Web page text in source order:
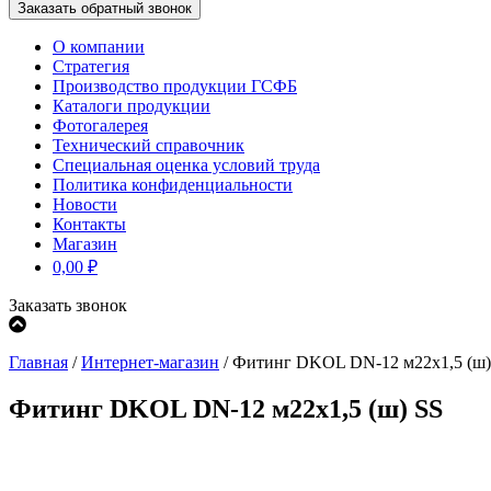
О компании
Стратегия
Производство продукции ГСФБ
Каталоги продукции
Фотогалерея
Технический справочник
Специальная оценка условий труда
Политика конфиденциальности
Новости
Контакты
Магазин
0,00 ₽
Заказать звонок
Главная /Интернет-магазин /Фитинг DKOL DN-12 м22x1,5 (ш)
Фитинг DKOL DN-12 м22x1,5 (ш) SS